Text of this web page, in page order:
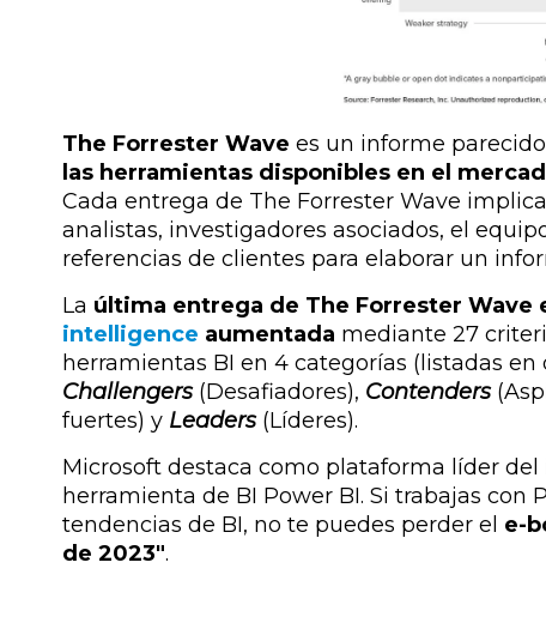
The Forrester Wave es un informe
las herramientas disponibles en el
Cada entrega de The Forrester Wave
analistas, investigadores asociados, el
referencias de clientes para elaborar un
La última entrega de The Forrester Wave
intelligence aumentada mediante 27
herramientas BI en 4 categorías (listadas
Challengers(Desafiadores), Contenders
fuertes) y Leaders(Líderes).
Microsoft destaca como plataforma líder
herramienta de BI Power BI. Si trabajas con
tendencias de BI, no te puedes perder el e-
de 2023".